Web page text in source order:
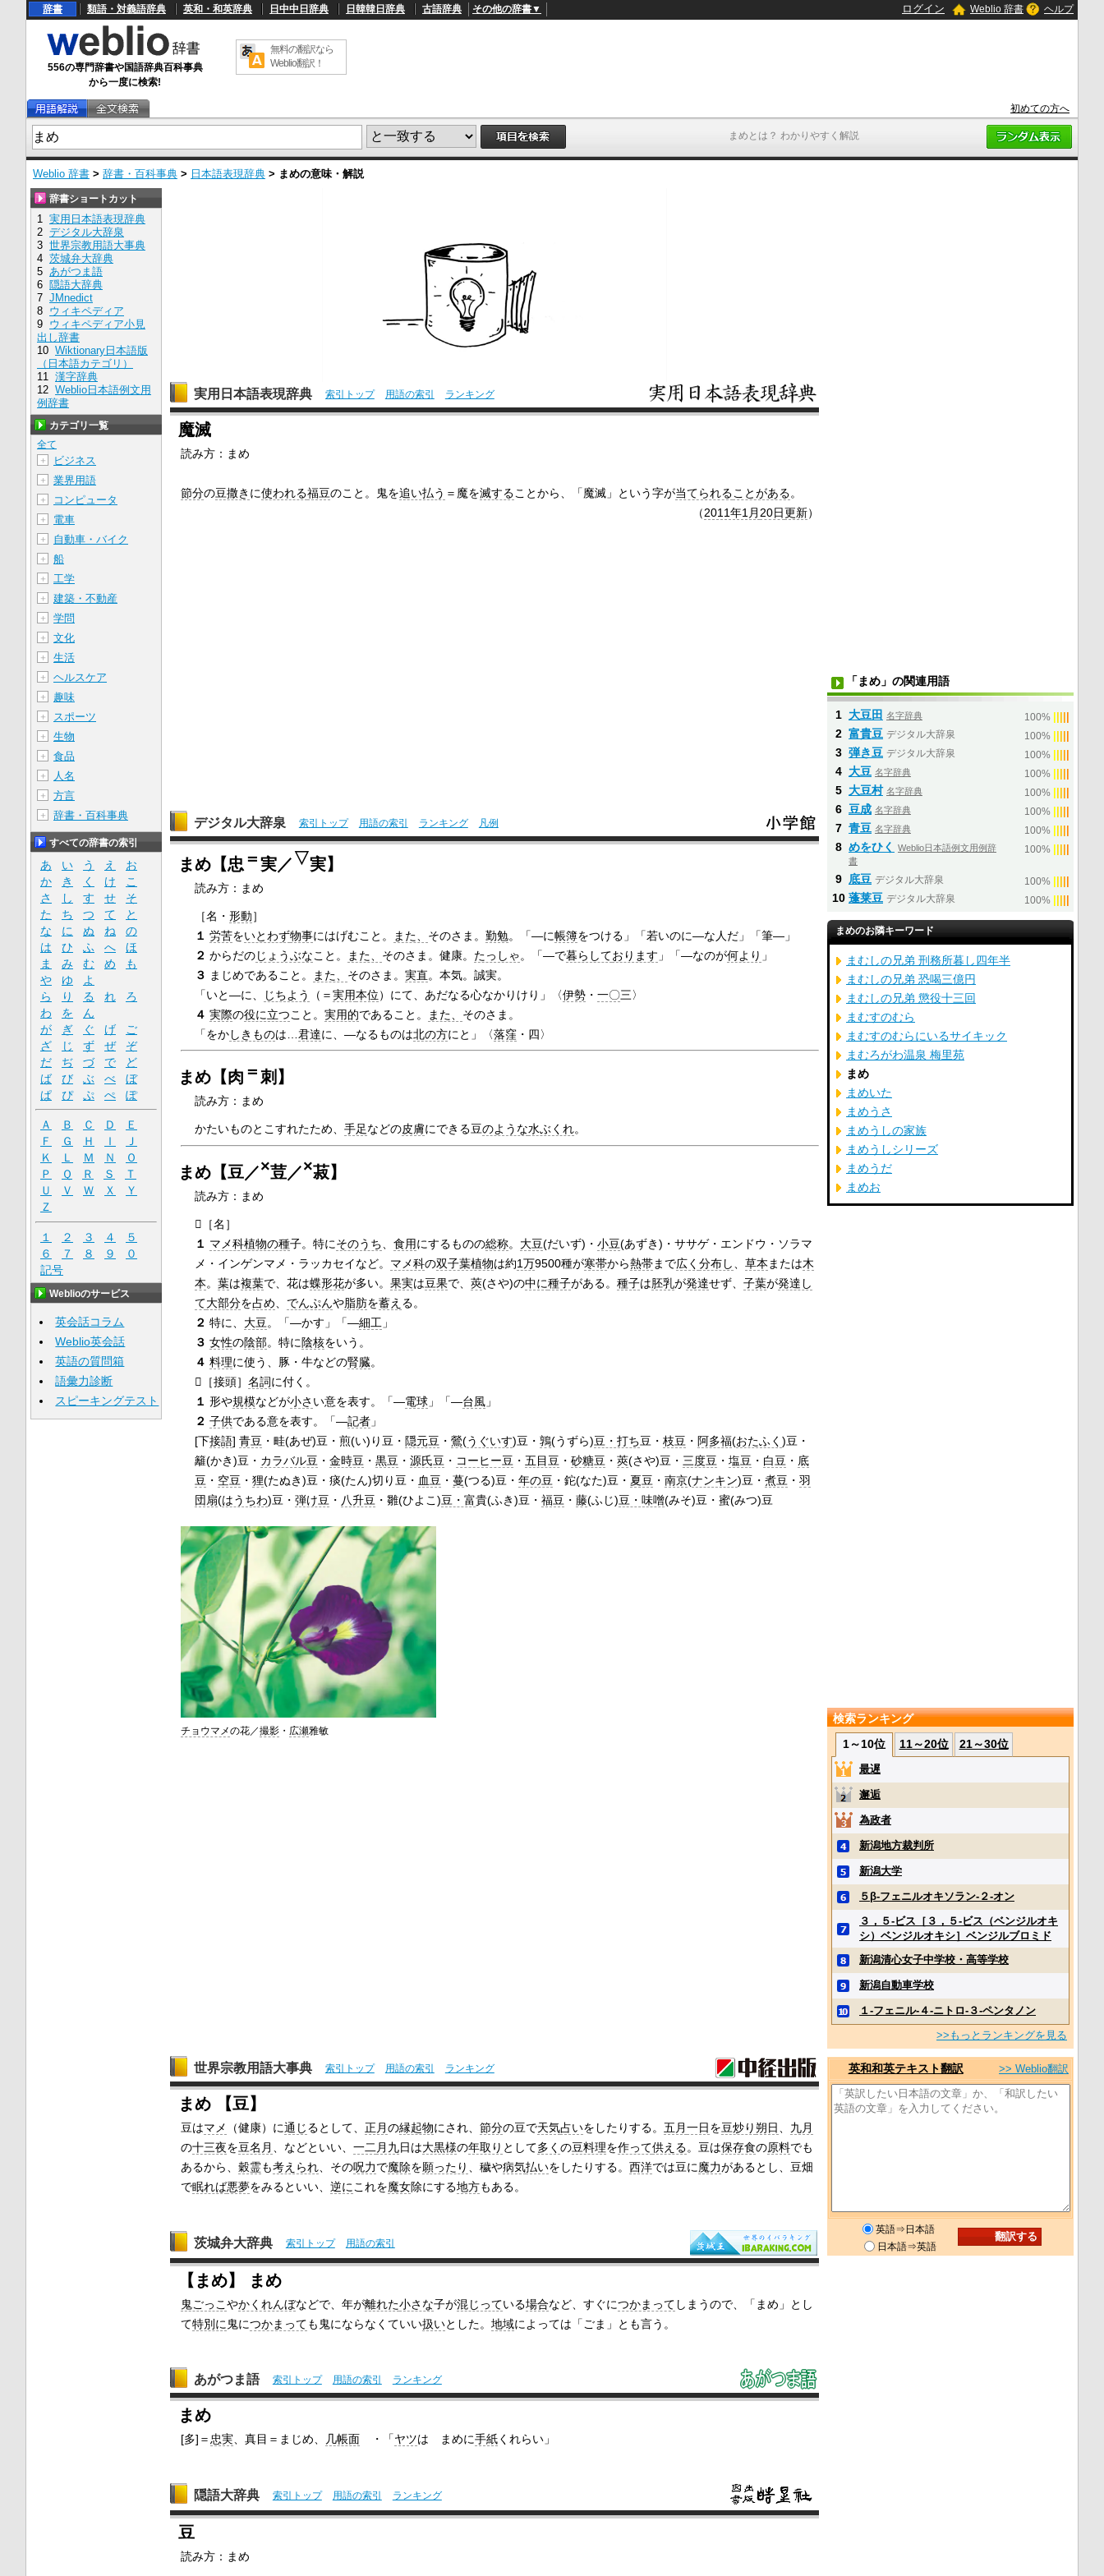
まめとは？ わかりやすく解説
辞書 類語・対義語辞典 英和・和英辞典 日中中日辞典 日韓韓日辞典 古語辞典 その他の辞書▼ ログイン Weblio 辞書 ヘルプ
556の専門辞書や国語辞典百科事典
から一度に検索!
無料の翻訳なら
Weblio翻訳！
初めての方へ
Weblio 辞書 > 辞書・百科事典 > 日本語表現辞典 > まめの意味・解説
実用日本語表現辞典 索引トップ 用語の索引 ランキング
魔滅
読み方： まめ
節分の豆撒き に使われる福豆のこと。鬼を追い払う ＝魔を滅することから、「魔滅」という字が当てられることがある。
（2011年1月 20日更新）
デジタル大辞泉 索引トップ 用語の索引 ランキング 凡例
まめ【忠 ＝実／▽実】
読み方：まめ
［名・形動］
１ 労苦をいとわず物事にはげむこと。 また、 そのさま。勤勉。「―に帳簿をつける」「若いのに―な人だ」「筆―」
２ からだのじょうぶなこと。 また、 そのさま。健康。 たっしゃ。「―で暮らしております 」「―なのが何より 」
３ まじめであること。 また、 そのさま。実直。本気。誠実。
「いと―に、
じちよう （＝実用本位）にて、あだなる心なかりけり」〈伊勢 ・一〇三〉
４ 実際の役に立つこと。実用的であること。 また、 そのさま。
「をかしきものは…君達に、―なるものは北の方にと」〈落窪 ・四〉
まめ【肉 ＝刺】
読み方：まめ
かたいものとこすれたため、手足などの皮膚にできる豆のような水ぶくれ。
まめ【豆／×荳／×菽】
読み方：まめ
 ［名］
１ マメ科植物の種子。特にそのうち 、食用にするものの総称。 大豆(だいず)・小豆(あずき)・ササゲ・エンドウ・ソラマ
メ・インゲンマメ・ラッカセイなど。 マメ科の双子葉植物は約1万9500種が寒帯から熱帯まで広く分布し 、草本 または木
本。葉は複葉で、花は蝶形花が多い。果実は豆果で、莢(さや)の中に種子がある。種子は胚乳が発達せず、子葉が発達し
て大部分を占め でんぷんや脂肪を蓄え る。
２ 特に、 大豆。「―かす」「―細工 」
３ 女性の陰部。特に陰核をいう。
４ 料理に使う、豚・牛などの腎臓。
 ［接頭］名詞に付く。
１ 形や規模などが小さ い意を表す。「―電球 」「―台風 」
２ 子供である意を表す。「―記者 」
[下接語]青豆 ・畦(あぜ)豆・煎(い)り豆・ 隠元豆 ・鶯(うぐいす)豆・鶉(うずら)豆・打ち豆・枝豆 ・ 阿多福(おたふく)豆・
籬(かき)豆・ カラバル豆 ・金時豆 ・黒豆 ・源氏豆 ・ コーヒー豆 ・五目豆 ・砂糖豆 ・莢(さや)豆・ 三度豆 ・塩豆 ・ 白豆 ・ 底
豆 ・ 空豆 ・狸(たぬき)豆・痰(たん)切り豆・ 血豆 ・蔓(つる)豆・年の豆 ・鉈(なた)豆・ 夏豆 ・南京(ナンキン)豆・煮豆 ・羽
団扇(はうちわ)豆・弾け豆 ・ 八升豆 ・雛(ひよこ)豆・富貴(ふき)豆・福豆 ・藤(ふじ)豆・味噌(みそ)豆・蜜(みつ)豆
チョウマメの花／撮影・ 広瀬雅敏
世界宗教用語大事典 索引トップ 用語の索引 ランキング
まめ 【豆】
豆はマメ （健康）に通じるとして、 正月の縁起物にされ、 節分の豆で天気占いをしたりする。 五月一日を豆炒り朔日
九月
の十三夜を豆名月 、などといい、 一二 月九日は大黒様の年取り として多く の豆料理を作って供える。豆は保存食の原料でも
あるから、 穀霊も考えられ、その呪力で魔除を願ったり 、穢や病気払いをしたりする。 西洋では豆に魔力があるとし、豆畑
で眠れば悪夢をみるといい、 逆に これを魔女除にする地方もある。
茨城弁大辞典 索引トップ 用語の索引
【まめ】 まめ
鬼ごっこ やかくれんぼなどで、年が離れた小さな子が混じっている場合など、すぐにつかまって しまうので、「まめ」とし
て特別に 鬼につかまっても鬼にならなくていい扱いとした。 地域によっては「ごま」とも言う。
あがつま語 索引トップ 用語の索引 ランキング
まめ
[多]＝ 忠実、真目＝まじめ、 几帳面・「ヤツは まめに手紙くれらい」
隠語大辞典 索引トップ 用語の索引 ランキング
豆
読み方：まめ
辞書ショートカット
1 実用日本語表現辞典
2 デジタル大辞泉
3 世界宗教用語大事典
4 茨城弁大辞典
5 あがつま語
6 隠語大辞典
7 JMnedict
8 ウィキペディア
9 ウィキペディア小見
出し辞書
10 Wiktionary日本語版
（日本語カテゴリ）
11 漢字辞典
12 Weblio日本語例文用
例辞書
カテゴリ一覧
全て
＋
ビジネス
＋ 業界用語
＋ コンピュータ
＋ 電車
＋ 自動車・バイク
＋ 船
＋ 工学
＋ 建築・不動産
＋ 学問
＋ 文化
＋ 生活
＋ ヘルスケア
＋ 趣味
＋ スポーツ
＋ 生物
＋ 食品
＋ 人名
＋ 方言
＋ 辞書・百科事典
すべての辞書の索引
あ い う え
お
か
き く け
こ
さ
し す せ
そ
た
ち つ て
と
な
に ぬ ね
の
は
ひ ふ へ
ほ
ま
み む め
も
や
ゆ
よ
ら
り る れ
ろ
わ
を
ん
が
ぎ ぐ げ
ご
ざ
じ ず ぜ
ぞ
だ
ぢ づ で
ど
ば
び ぶ べ
ぼ
ぱ
ぴ ぷ ぺ ぽ
Ａ Ｂ Ｃ Ｄ
Ｅ
Ｆ
Ｇ Ｈ Ｉ
Ｊ
Ｋ
Ｌ Ｍ Ｎ
Ｏ
Ｐ
Ｑ Ｒ Ｓ
Ｔ
Ｕ
Ｖ Ｗ Ｘ
Ｙ
Ｚ
１ ２ ３ ４
５
６
７ ８ ９
０
記号
Weblioのサービス
英会話コラム
Weblio英会話
英語の質問箱
語彙力診断
スピーキングテスト
「まめ」の関連用語
1 大豆田 名字辞典 100%
2 富貴豆 デジタル大辞泉 100%
3 弾き豆 デジタル大辞泉 100%
4 大豆 名字辞典 100%
5 大豆村 名字辞典 100%
6 豆成 名字辞典 100%
7 青豆 名字辞典 100%
8 めをひく
Weblio日本語例文用例辞
書
100%
9 底豆 デジタル大辞泉 100%
10 蓬莱豆 デジタル大辞泉 100%
まめのお隣キーワード
まむしの兄弟 刑務所暮し四年半
まむしの兄弟 恐喝三億円
まむしの兄弟 懲役十三回
まむすのむら
まむすのむらにいるサイキック
まむろがわ温泉 梅里苑
まめ
まめいた
まめうさ
まめうしの家族
まめうしシリーズ
まめうだ
まめお
検索ランキング
1～10位
11～20位 21～30位
最遅
邂逅
為政者
新潟地方裁判所
新潟大学
５β‐フェニルオキソラン‐２‐オン
３，５‐ビス［３，５‐ビス（ベンジルオキ
シ）ベンジルオキシ］ベンジルブロミド
新潟清心女子中学校・高等学校
新潟自動車学校
１‐フェニル‐４‐ニトロ‐３‐ペンタノン
>>もっとランキングを見る
英和和英テキスト翻訳 >> Weblio翻訳
英語⇒日本語
日本語⇒英語